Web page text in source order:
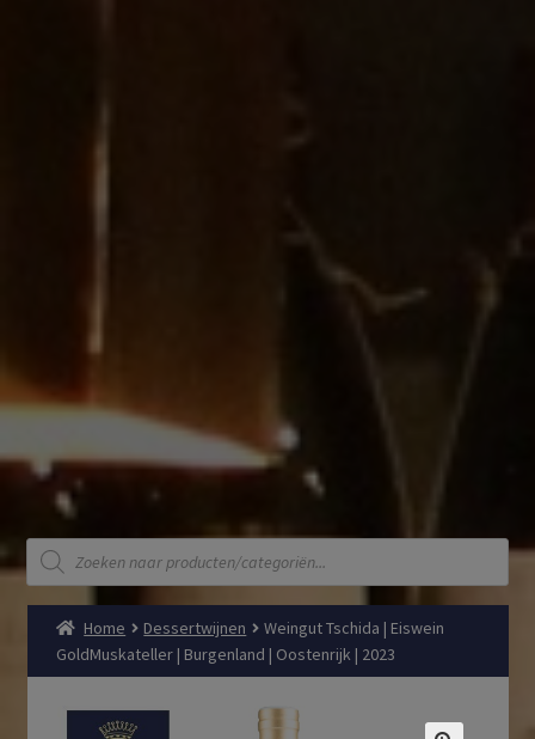
Producten
zoeken
Home Dessertwijnen
Weingut Tschida | Eiswein
GoldMuskateller | Burgenland | Oostenrijk | 2023